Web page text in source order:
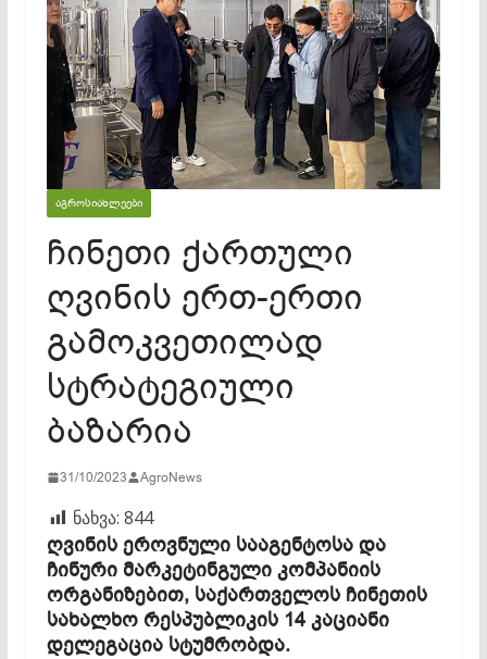
ᲐᲒᲠᲝᲡᲘᲐᲮᲚᲔᲔᲑᲘ
ჩინეთი ქართული
ღვინის ერთ-ერთი
გამოკვეთილად
სტრატეგიული
ბაზარია
31/10/2023 AgroNews
ნახვა: 844
ღვინის ეროვნული სააგენტოსა და
ჩინური მარკეტინგული კომპანიის
ორგანიზებით, საქართველოს ჩინეთის
სახალხო რესპუბლიკის 14 კაციანი
დელეგაცია სტუმრობდა.